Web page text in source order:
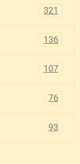
321
136
107
76
93